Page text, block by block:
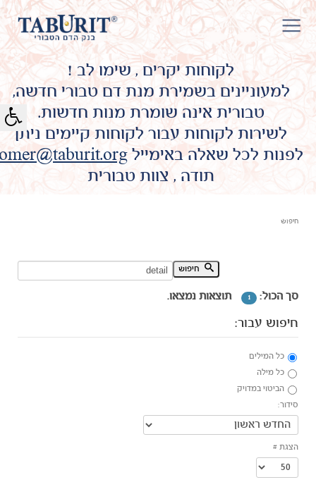
לקוחות יקרים , שימו לב !
למעוניינים בשמירת מנת דם טבורי חדשה,
טבורית אינה שומרת מנות חדשות.
לשירות לקוחות עבור לקוחות קיימים ניתן
לפנות לכל שאלה באימייל
תודה , צוות טבורית
חיפוש
חיפוש מילת מפתח:
סך הכול: 1 תוצאות נמצאו.
חיפוש עבור:
כל המילים
כל מילה
הביטוי במדויק
סידור:
הצגת #